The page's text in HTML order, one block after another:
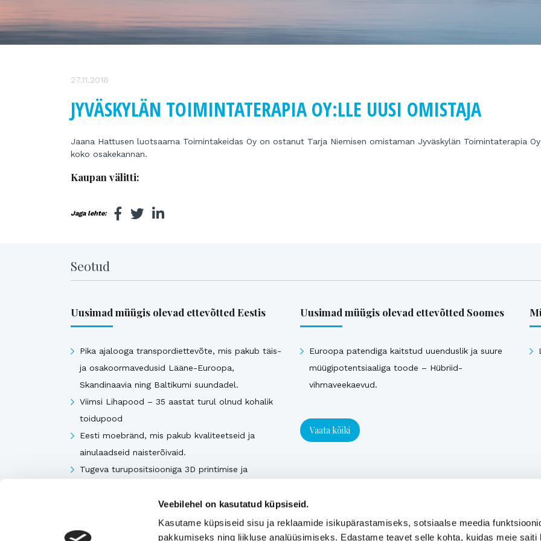
Veebilehel on kasutatud küpsiseid.
Kasutame küpsiseid sisu ja reklaamide isikupärastamiseks, sotsiaalse meedia
pakkumiseks ning liikluse analüüsimiseks. Edastame teavet selle kohta, kuidas meie saiti
27.11.2018
JYVÄSKYLÄN TOIMINTATERAPIA OY:LLE UUSI OMISTAJA
Jaana Hattusen luotsaama Toimintakeidas Oy on ostanut Tarja Niemisen omistaman Jyväskylän Toimintaterapia
koko osakekannan.
Kaupan välitti:
Jaga lehte:
Seotud
Uusimad müügis olevad ettevõtted Eestis
Pika ajalooga transpordiettevõte, mis pakub täis-
ja osakoormavedusid Lääne-Euroopa,
Skandinaavia ning Baltikumi suundadel.
Viimsi Lihapood – 35 aastat turul olnud kohalik
toidupood
Eesti moebränd, mis pakub kvaliteetseid ja
ainulaadseid naisterõivaid.
Tugeva turupositsiooniga 3D printimise ja
Rahvusvaheliselt tunnustatud metall- ja
tekstiilkompensaatorite projekteerija ja tootja.
Uusimad müügis olevad ettevõtted Soomes
Euroopa patendiga kaitstud uuenduslik ja suure
müügipotentsiaaliga toode – Hübriid-
vihmaveekaevud.
Vaata kõiki